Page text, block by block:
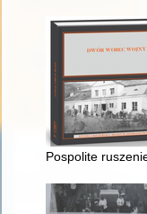
Pospolite